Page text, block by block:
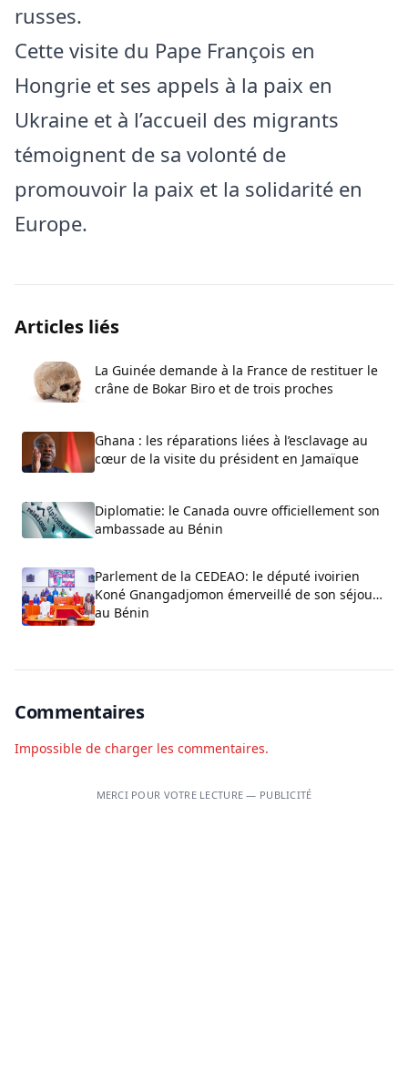
russes.
Cette visite du Pape François en
Hongrie et ses appels à la paix en
Ukraine et à l’accueil des migrants
témoignent de sa volonté de
promouvoir la paix et la solidarité en
Europe.
Articles liés
La Guinée demande à la France de restituer le
crâne de Bokar Biro et de trois proches
Ghana : les réparations liées à l’esclavage au
cœur de la visite du président en Jamaïque
Diplomatie: le Canada ouvre officiellement son
ambassade au Bénin
Parlement de la CEDEAO: le député ivoirien
Koné Gnangadjomon émerveillé de son séjour
au Bénin
Commentaires
Impossible de charger les commentaires.
MERCI POUR VOTRE LECTURE — PUBLICITÉ